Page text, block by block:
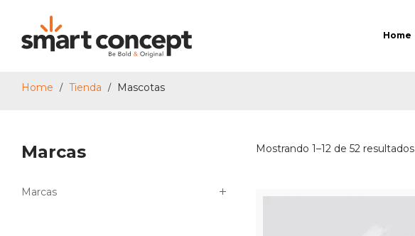
Home
Home / Tienda / Mascotas
Mostrando 1–12 de 52 resultados
Marcas
Marcas